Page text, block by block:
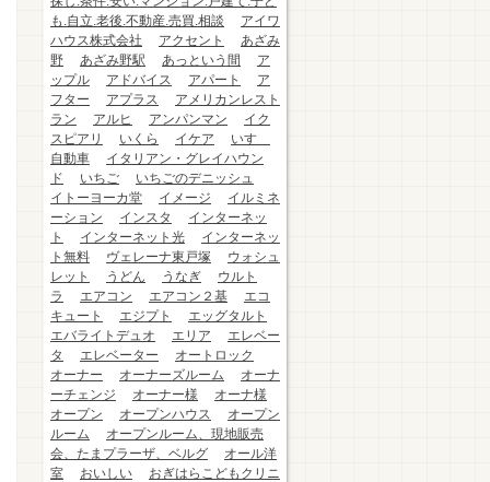
も.自立.老後.不動産.売買.相談
アイワ
ハウス株式会社
アクセント
あざみ
野
あざみ野駅 あっという間
ア
ップル
アドバイス アパート
ア
フター
アプラス
アメリカンレスト
ラン
アルヒ アンパンマン
イク
スピアリ
いくら イケア
いすゞ
自動車
イタリアン・グレイハウン
ド
いちご
いちごのデニッシュ
イトーヨーカ堂
イメージ
イルミネ
ーション
インスタ
インターネッ
ト
インターネット光
インターネッ
ト無料
ヴェレーナ東戸塚
ウォシュ
レット
うどん うなぎ
ウルト
ラ
エアコン エアコン２基
エコ
キュート
エジプト
エッグタルト
エバライトデュオ
エリア
エレベー
タ
エレベーター
オートロック
オーナー
オーナーズルーム
オーナ
ーチェンジ
オーナー様
オーナ様
オープン
オープンハウス
オープン
ルーム
オープンルーム、現地販売
会、たまプラーザ、ベルグ
オール洋
室
おいしい
おぎはらこどもクリニ